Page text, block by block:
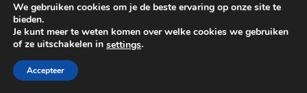
We gebruiken cookies om je de beste ervaring op onze site te
bieden.
Je kunt meer te weten komen over welke cookies we gebruiken
of ze uitschakelen in settings.
Accepteer